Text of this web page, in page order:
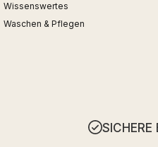
Wissenswertes
Waschen & Pflegen
SICHERE